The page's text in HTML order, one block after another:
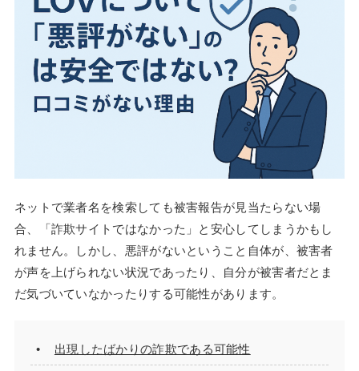
ネットで業者名を検索しても被害報告が見当たらない場
合、「詐欺サイトではなかった」と安心してしまうかもし
れません。しかし、悪評がないということ自体が、被害者
が声を上げられない状況であったり、自分が被害者だとま
だ気づいていなかったりする可能性があります。
出現したばかりの詐欺である可能性